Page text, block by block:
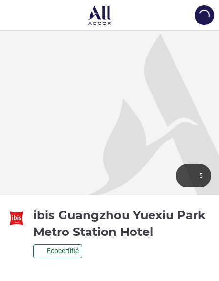
ibis Guangzhou Yuexiu Park
Metro Station Hotel
Ecocertifié
5